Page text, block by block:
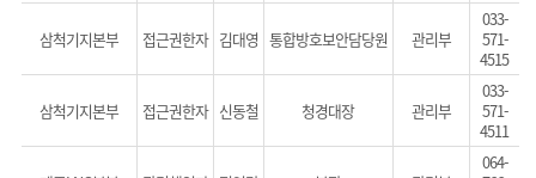
삼척기지본부 접근권한자 김대영 통합방호보안담당원 관리부
033-
571-
4515
삼척기지본부 접근권한자 신동철 청경대장 관리부
033-
571-
4511
064-